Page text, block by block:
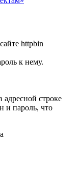
httpbin
к нему.
адресной строке
и пароль, что